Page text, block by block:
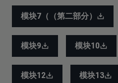
模块7（（第二部分）
模块9 模块10
模块12 模块13